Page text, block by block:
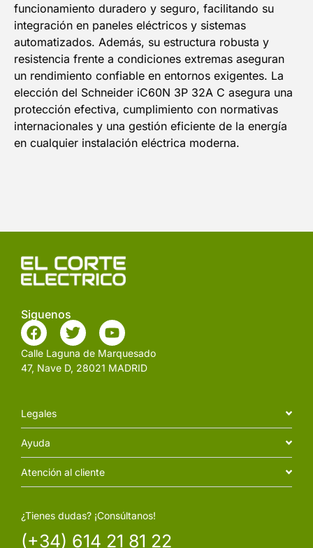
funcionamiento duradero y seguro, facilitando su
integración en paneles eléctricos y sistemas
automatizados. Además, su estructura robusta y
resistencia frente a condiciones extremas aseguran
un rendimiento confiable en entornos exigentes. La
elección del Schneider iC60N 3P 32A C asegura una
protección efectiva, cumplimiento con normativas
internacionales y una gestión eficiente de la energía
en cualquier instalación eléctrica moderna.
Siguenos
Calle Laguna de Marquesado
47, Nave D, 28021 MADRID
Legales
Ayuda
Atención al cliente
¿Tienes dudas? ¡Consúltanos!
(+34) 614 21 81 22